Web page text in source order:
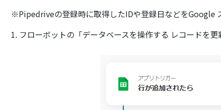
※Pipedriveの登録時に取得したIDや登録日などをGoogle
1. フローボットの「データベースを操作する レコードを